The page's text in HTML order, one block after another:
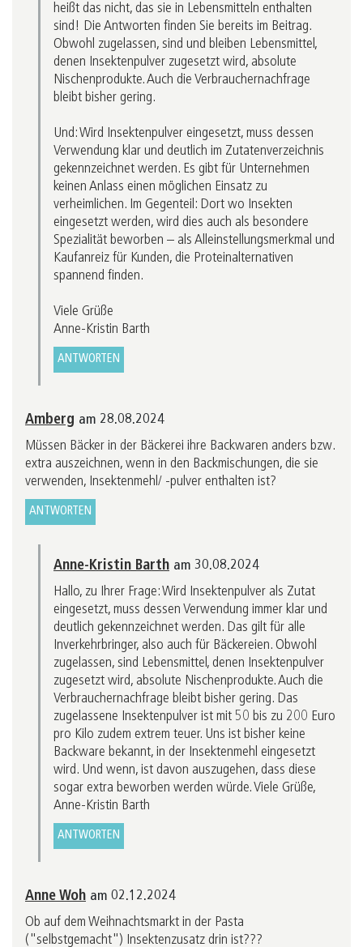
heißt das nicht, das sie in Lebensmitteln enthalten
sind! Die Antworten finden Sie bereits im Beitrag.
Obwohl zugelassen, sind und bleiben Lebensmittel,
denen Insektenpulver zugesetzt wird, absolute
Nischenprodukte. Auch die Verbrauchernachfrage
bleibt bisher gering.
Und: Wird Insektenpulver eingesetzt, muss dessen
Verwendung klar und deutlich im Zutatenverzeichnis
gekennzeichnet werden. Es gibt für Unternehmen
keinen Anlass einen möglichen Einsatz zu
verheimlichen. Im Gegenteil: Dort wo Insekten
eingesetzt werden, wird dies auch als besondere
Spezialität beworben – als Alleinstellungsmerkmal und
Kaufanreiz für Kunden, die Proteinalternativen
spannend finden.
Viele Grüße
Anne-Kristin Barth
ANTWORTEN
Amberg am 28.08.2024
Müssen Bäcker in der Bäckerei ihre Backwaren anders bzw.
extra auszeichnen, wenn in den Backmischungen, die sie
verwenden, Insektenmehl/ -pulver enthalten ist?
ANTWORTEN
Anne-Kristin Barth am 30.08.2024
Hallo, zu Ihrer Frage: Wird Insektenpulver als Zutat
eingesetzt, muss dessen Verwendung immer klar und
deutlich gekennzeichnet werden. Das gilt für alle
Inverkehrbringer, also auch für Bäckereien. Obwohl
zugelassen, sind Lebensmittel, denen Insektenpulver
zugesetzt wird, absolute Nischenprodukte. Auch die
Verbrauchernachfrage bleibt bisher gering. Das
zugelassene Insektenpulver ist mit 50 bis zu 200 Euro
pro Kilo zudem extrem teuer. Uns ist bisher keine
Backware bekannt, in der Insektenmehl eingesetzt
wird. Und wenn, ist davon auszugehen, dass diese
sogar extra beworben werden würde. Viele Grüße,
Anne-Kristin Barth
ANTWORTEN
Anne Woh am 02.12.2024
Ob auf dem Weihnachtsmarkt in der Pasta
("selbstgemacht") Insektenzusatz drin ist???